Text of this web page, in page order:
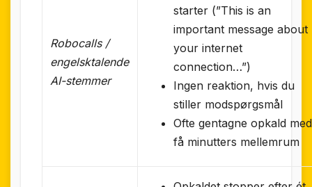
Robocalls /
engelsktalende
AI-stemmer
starter (”This is an
important message about
your internet
connection…”)
Ingen reaktion, hvis du
stiller modspørgsmål
Ofte gentagne opkald med
få minutters mellemrum